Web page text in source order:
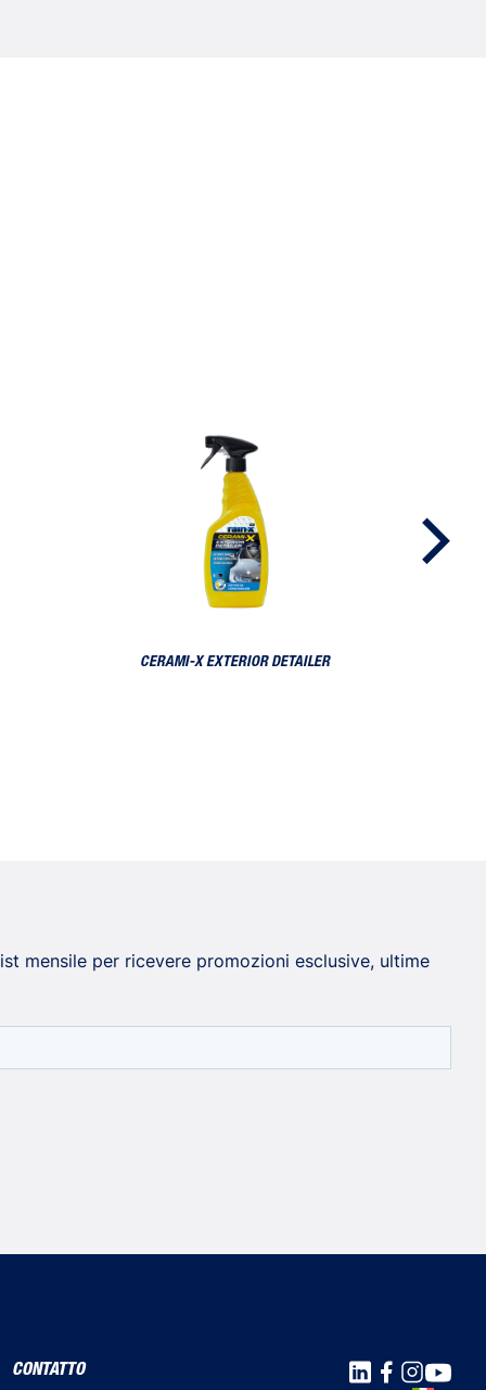
CERAMI-X EXTERIOR DETAILER
mensile per ricevere promozioni esclusive, ultime
CONTATTO